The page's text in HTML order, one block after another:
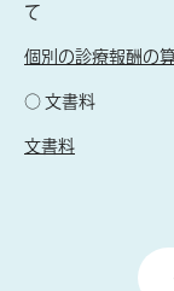
て
個別の診療報酬の
○ 文書料
文書料